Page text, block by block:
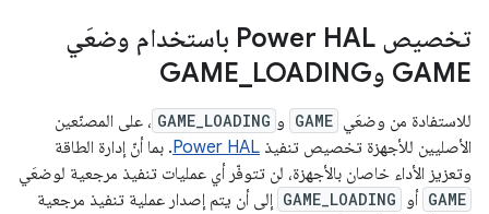
تخصيص Power HAL باستخدام وضعَي
GAME وGAME
LOADING
للاستفادة من وضعَي GAME و GAME_LOADING ، على المصنّعين
الأصليين للأجهزة تخصيص تنفيذ Power HAL. بما أنّ إدارة الطاقة
وتعزيز الأداء خاصان بالأجهزة، لن تتوفّر أي عمليات تنفيذ مرجعية لوضعَي
GAME أو GAME_LOADING إلى أن يتم إصدار عملية تنفيذ مرجعية